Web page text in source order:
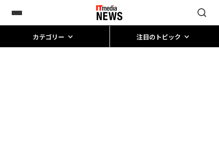
カテゴリー 注目のトピック